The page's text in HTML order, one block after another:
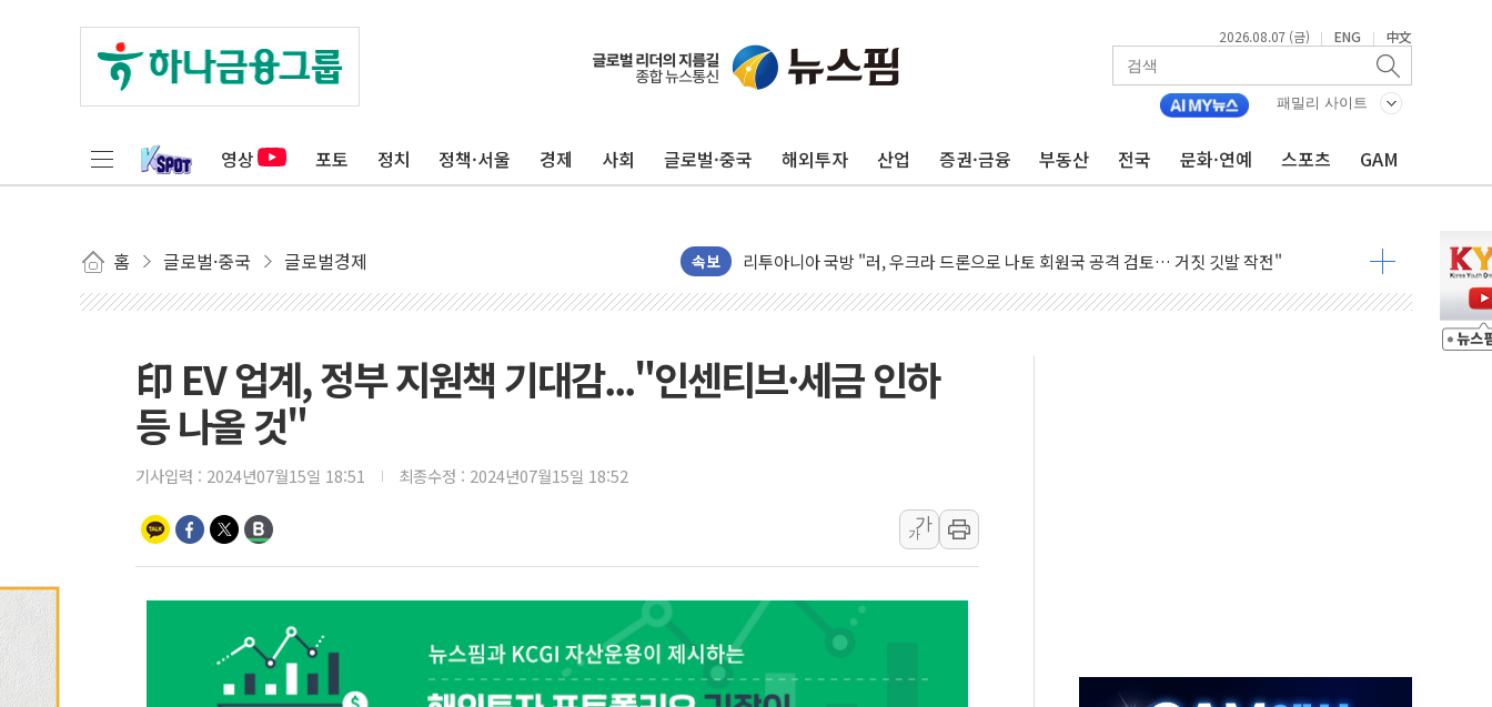
2026.08.07 (금) | ENG | 中文
패밀리 사이트
영상 포토 정치 정책·서울 경제 사회 글로벌·중국 해외투자 산업 증권·금융 부동산 전국 문화·연예 스포츠 GAM
홈 글로벌·중국 글로벌경제 속보
[금/유가] 이란의 호르무즈 해협 통항 제한 검토에 유가 3% 급등…금값 보합
뉴욕증시, 유가·금리 부담에 하락…다우 5거래일 랠리 '마침표'
[민주 당권주자 일정] 송영길·정청래·김민석 후보 - 8월 7일
李대통령, 오늘 부동산 정책 점검 2차 회의…주택 공급 대책 막바지 조율할 듯
유럽증시, 견조한 실적 소화하며 대부분 상승… "2분기 기업 순이익 21% 증가" 전망
리투아니아 국방 "러, 우크라 드론으로 나토 회원국 공격 검토… 거짓 깃발 작전"
뉴욕증시 개장 전 특징주...모더나·아이온큐·도어대시↑ VS 샌디스크·피그마·앱러빈↓
김정관 장관 "영업이익 N% 성과급 반대…상법·자본시장법 개정 논의"
뉴욕증시 프리뷰, 미 주가선물 AI주 차익실현 속 혼조세...웨스턴디지털·샌디스크↓
印 EV 업계, 정부 지원책 기대감..."인센티브·세금 인하
등 나올 것"
기사입력 : 2024년07월15일 18:51 최종수정 : 2024년07월15일 18:52
가
가